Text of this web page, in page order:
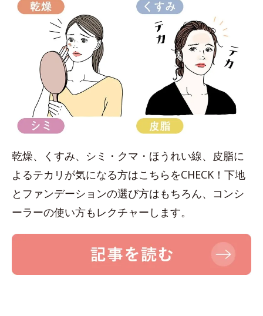
乾燥、くすみ、シミ・クマ・ほうれい線、皮脂に
よるテカリが気になる方はこちらをCHECK！下地
とファンデーションの選び方はもちろん、コンシ
ーラーの使い方もレクチャーします。